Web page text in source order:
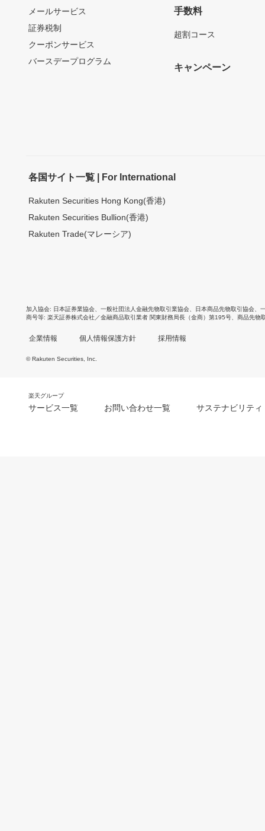
メールサービス
証券税制
クーポンサービス
バースデープログラム
手数料
超割コース
キャンペーン
各国サイト一覧 | For International
Rakuten Securities Hong Kong(香港)
Rakuten Securities Bullion(香港)
Rakuten Trade(マレーシア)
加入協会 日本証券業協会 一般社団法人金融先物取引業協会 日本商品先物取引協会
商号等 楽天証券株式会社／金融商品取引業者 関東財務局長（金商）第195号、商品先物
企業情報 個人情報保護方針 採用情報
© Rakuten Securities, Inc.
楽天グループ
サービス一覧 お問い合わせ一覧 サステナビリティ